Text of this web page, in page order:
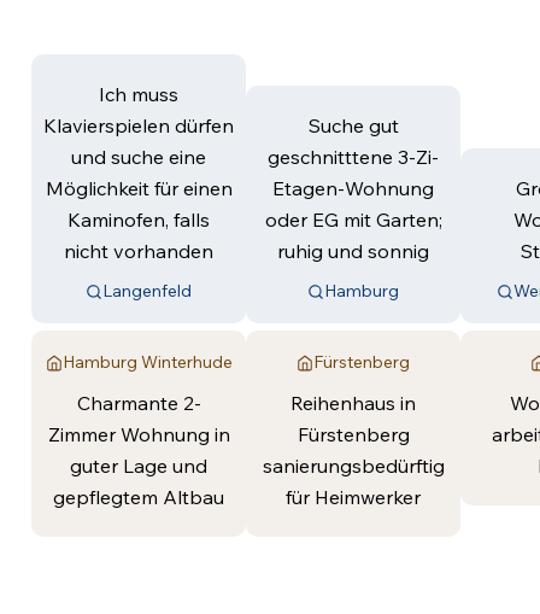
Ich muss
Klavierspielen dürfen
und suche eine
Möglichkeit für einen
Kaminofen, falls
nicht vorhanden
Langenfeld
Suche gut
geschnitttene 3-Zi-
Etagen-Wohnung
oder EG mit Garten;
ruhig und sonnig
Hamburg
Hamburg Winterhude
Charmante 2-
Zimmer Wohnung in
guter Lage und
gepflegtem Altbau
Fürstenberg
Reihenhaus in
Fürstenberg
sanierungsbedürftig
für Heimwerker